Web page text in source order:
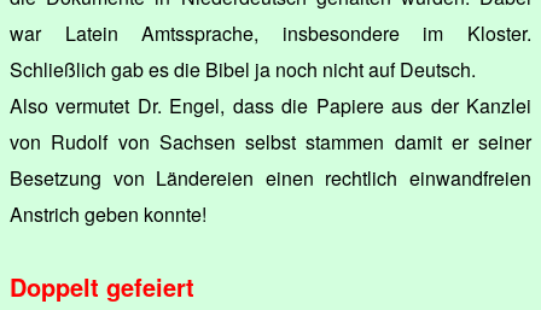
war Latein Amtssprache, insbesondere im Kloster.
Schließlich gab es die Bibel ja noch nicht auf Deutsch.
Also vermutet Dr. Engel, dass die Papiere aus der Kanzlei
von Rudolf von Sachsen selbst stammen damit er seiner
Besetzung von Ländereien einen rechtlich einwandfreien
Anstrich geben konnte!
Doppelt gefeiert